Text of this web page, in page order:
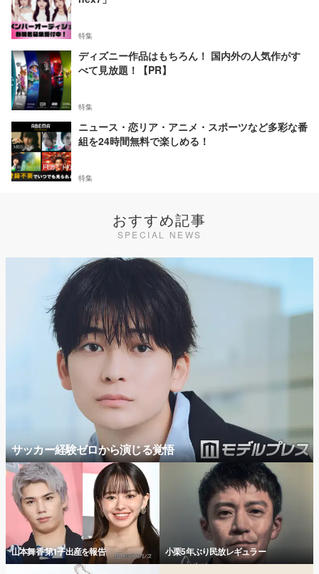
特集
ディズニー作品はもちろん！ 国内外の人気作がす
べて見放題！【PR】
特集
ニュース・恋リア・アニメ・スポーツなど多彩な番
組を24時間無料で楽しめる！
特集
おすすめ記事
SPECIAL NEWS
サッカー経験ゼロから演じる覚悟
山本舞香 第1子出産を報告 小栗5年ぶり民放レギュラー